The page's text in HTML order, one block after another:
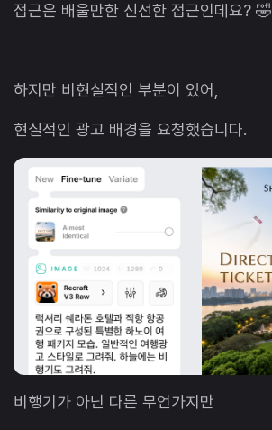
접근은 배울만한 신선한 접근인데요? 🤣
하지만 비현실적인 부분이 있어,
현실적인 광고 배경을 요청했습니다.
비행기가 아닌 다른 무언가지만